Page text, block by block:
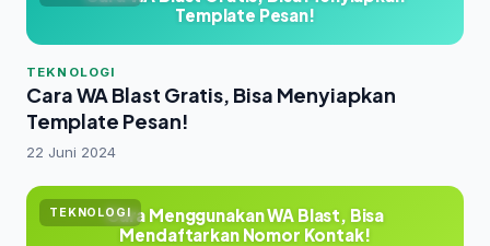
Template Pesan!
TEKNOLOGI
Cara WA Blast Gratis, Bisa Menyiapkan
Template Pesan!
22 Juni 2024
TEKNOLOGICara Menggunakan WA Blast, Bisa
Mendaftarkan Nomor Kontak!